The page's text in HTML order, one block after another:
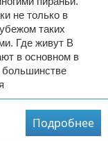
не только в
таких
Где живут В
в основном в
Подробнее